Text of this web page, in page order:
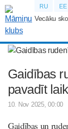
RU EE
Vecāku
Gaidības
pavadīt
10. Nov 2025, 00:00
Gaidības un